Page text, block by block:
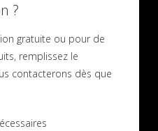
?
gratuite ou pour de
remplissez le
contacterons dès que